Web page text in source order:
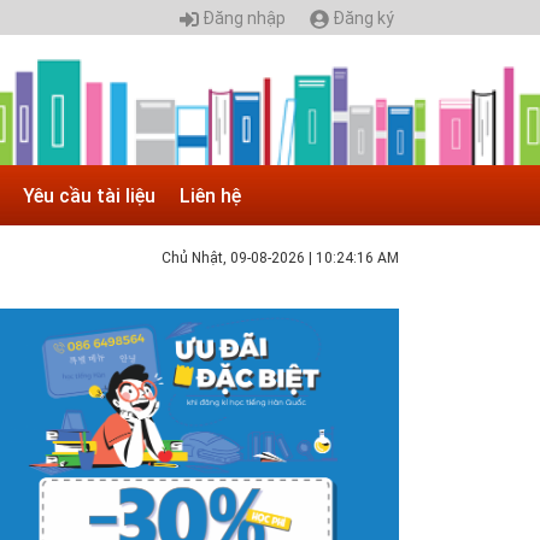
Đăng nhập Đăng ký
Yêu cầu tài liệu Liên hệ
Chủ Nhật, 09-08-2026 10:24:17 AM
Tuyển sinh 2025, Khoa kỹ thuật hạ tầng và môi
trường đô thị - Đại học Kiến trúc...
tin tuyển sinh đại học 2025 Khoa kỹ thuật hạ tầng và
trường đô thị - Đại học Kiến trúc Hà Nội Tuyển sinh đại
với 280 chỉ tiêu, thời gian đào tạo 4,5 năm
05.04.2020 | 20:30
GIAO LƯU TRỰC TUYẾN - TƯ VẤN TUYỂN SINH ĐẠI
HỌC CHÍNH QUY ĐẠI HỌC KIẾN TRÚC NĂM...